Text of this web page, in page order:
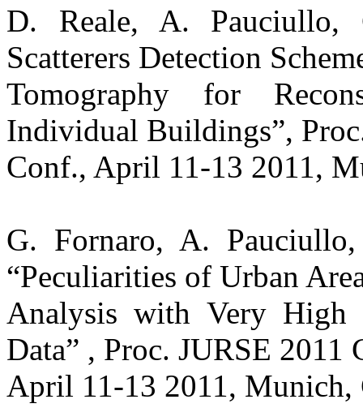
D. Reale, A.
Scatterers Detection
Tomography for
Individual Buildings”,
Conf., April 11-13 2011,
G. Fornaro, A.
“Peculiarities of Urban
Analysis with Very High
Data” , Proc. JURSE 2011
April 11-13 2011, Munich,